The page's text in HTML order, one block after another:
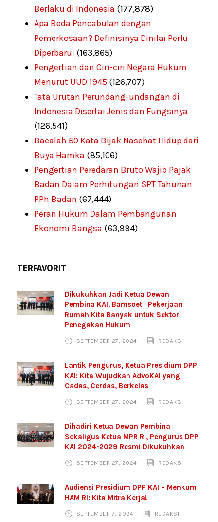
Berlaku di Indonesia (177,878)
Apa Beda Pencabulan dengan
Pemerkosaan? Definisinya Dinilai Perlu
Diperbarui (163,865)
Pengertian dan Ciri-ciri Negara Hukum
Menurut UUD 1945 (126,707)
Tata Urutan Perundang-undangan di
Indonesia Disertai Jenis dan Fungsinya
(126,541)
Bacalah 50 Kata Bijak Nasehat Hidup dari
Buya Hamka (85,106)
Pengertian Peredaran Bruto Wajib Pajak
Badan Dalam Perhitungan SPT Tahunan
PPh Badan (67,444)
Peran Hukum Dalam Pembangunan
Ekonomi Bangsa (63,994)
TERFAVORIT
Dikukuhkan Jadi Ketua Dewan
Pembina KAI, Bamsoet : Pekerjaan
Rumah Kita Banyak untuk Sektor
Penegakan Hukum
SEPTEMBER 27, 2024 REDAKSI
Lantik Pengurus, Ketua Presidium DPP
KAI: Kita Wujudkan AdvoKAI yang
Cadas, Cerdas, Berkelas
SEPTEMBER 27, 2024 REDAKSI
Dihadiri Ketua Dewan Pembina
Sekaligus Ketua MPR RI, Pengurus DPP
KAI 2024-2029 Resmi Dikukuhkan
SEPTEMBER 27, 2024 REDAKSI
Audiensi Presidium DPP KAI – Menkum
HAM RI: Kita Mitra Kerja!
SEPTEMBER 7, 2024 REDAKSI